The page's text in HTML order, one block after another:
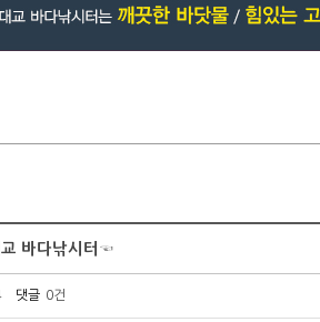
바다낚시터☜
댓글 0건